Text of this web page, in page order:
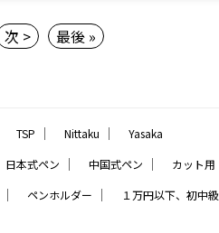
次 > 最後 »
TSP ｜ Nittaku ｜ Yasaka
日本式ペン ｜ 中国式ペン ｜ カット用
｜ ペンホルダー ｜ １万円以下、初中級